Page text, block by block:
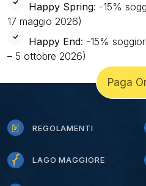
Happy Spring: -15%
17 maggio 2026)
Happy End: -15%
– 5 ottobre 2026)
REGOLAMENTI
LAGO MAGGIORE
Paga